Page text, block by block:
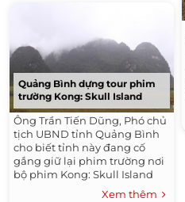
Quảng Bình dựng tour phim
trường Kong: Skull Island
Ông Trần Tiến Dũng, Phó chủ
tịch UBND tỉnh Quảng Bình
cho biết tỉnh này đang cố
gắng giữ lại phim trường nơi
bộ phim Kong: Skull Island
bấm máy, để hình thành sản
Xem thêm